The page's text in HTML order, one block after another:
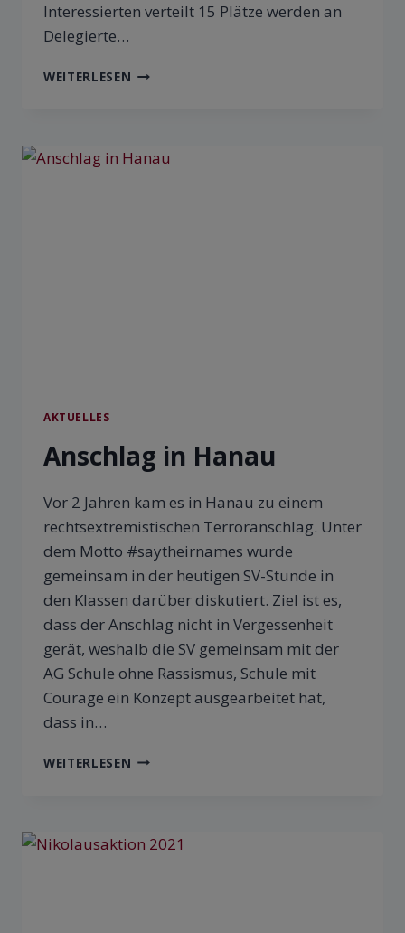
Interessierten verteilt 15 Plätze werden an
Delegierte…
WEITERLESEN
AKTUELLES
Anschlag in Hanau
Vor 2 Jahren kam es in Hanau zu einem
rechtsextremistischen Terroranschlag. Unter
dem Motto #saytheirnames wurde
gemeinsam in der heutigen SV-Stunde in
den Klassen darüber diskutiert. Ziel ist es,
dass der Anschlag nicht in Vergessenheit
gerät, weshalb die SV gemeinsam mit der
AG Schule ohne Rassismus, Schule mit
Courage ein Konzept ausgearbeitet hat,
dass in…
WEITERLESEN